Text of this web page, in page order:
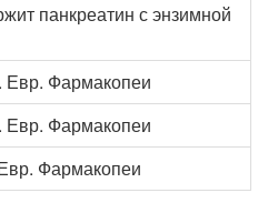
панкреатин с энзимной
Евр. Фармакопеи
Евр. Фармакопеи
Фармакопеи